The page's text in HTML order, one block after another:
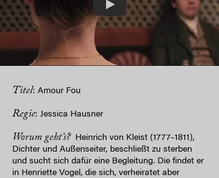
Titel: Amour Fou
Regie: Jessica Hausner
Worum geht’s? Heinrich von Kleist (1777–1811),
Dichter und Außenseiter, beschließt zu sterben
und sucht sich dafür eine Begleitung. Die findet er
in Henriette Vogel, die sich, verheiratet aber